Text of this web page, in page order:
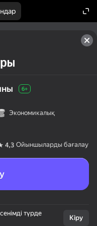
6+
Экономикалық
4,3 Ойыншыларды бағалау
түрде
Кіру